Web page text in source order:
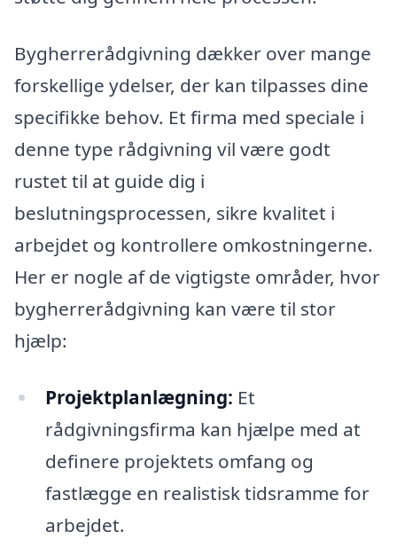
Bygherrerådgivning dækker over mange
forskellige ydelser, der kan tilpasses dine
specifikke behov. Et firma med speciale i
denne type rådgivning vil være godt
rustet til at guide dig i
beslutningsprocessen, sikre kvalitet i
arbejdet og kontrollere omkostningerne.
Her er nogle af de vigtigste områder, hvor
bygherrerådgivning kan være til stor
hjælp:
Projektplanlægning: Et
rådgivningsfirma kan hjælpe med at
definere projektets omfang og
fastlægge en realistisk tidsramme for
arbejdet.